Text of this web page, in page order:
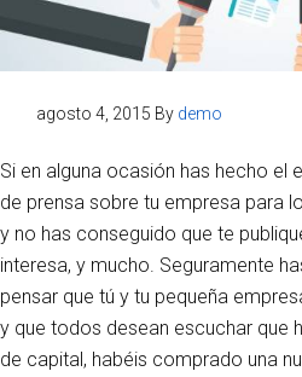
agosto 4, 2015 By demo
Si en alguna ocasión has hecho el
de prensa sobre tu empresa para
y no has conseguido que te
interesa, y mucho. Seguramente
pensar que tú y tu pequeña
y que todos desean escuchar que
de capital, habéis comprado una